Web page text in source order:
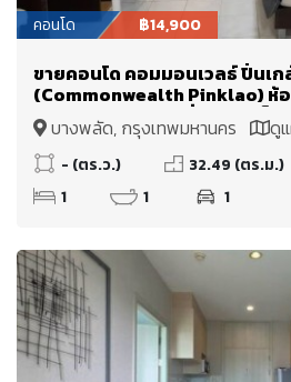
คอนโด ฿14,900
ขายคอนโด คอมมอนเวลธ์ ปิ่นเก
(Commonwealth Pinklao) ห้
ตร.ม. ติด MRT บางยี่ขัน ใกล้เซ็น
บางพลัด จรัญสนิทวงศ์
บางพลัด, กรุงเทพมหานคร ดู
- (ตร.ว.)
32.49 (ตร.ม.)
1
1 1